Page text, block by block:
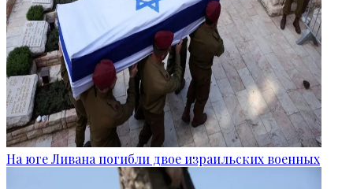
На юге Ливана погибли двое израильских военных